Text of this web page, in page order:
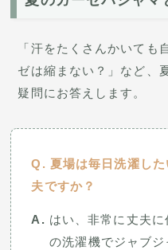
「汗をたくさんかいても
ゼは縮まない？」など、
疑問にお答えします。
夏場は毎日洗濯し
夫ですか？
はい、非常に丈夫
の洗濯機でジャブジ